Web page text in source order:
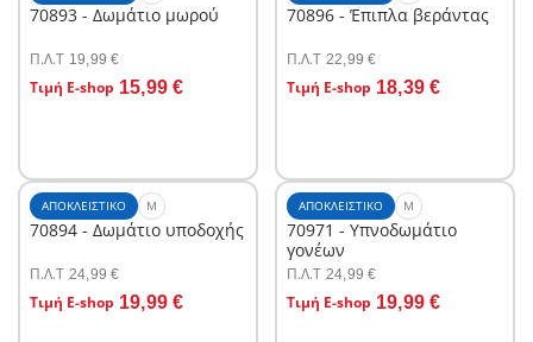
70893 - Δωμάτιο μωρού
Π.Λ.T 19,99 €
Τιμή E-shop 15,99 €
Στο καλάθι
70896 - Έπιπλα βεράντας
Π.Λ.T 22,99 €
Τιμή E-shop 18,39 €
Στο καλάθι
ΑΠΟΚΛΕΙΣΤΙΚΌ M
70894 - Δωμάτιο υποδοχής
Π.Λ.T 24,99 €
Τιμή E-shop 19,99 €
Στο καλάθι
ΑΠΟΚΛΕΙΣΤΙΚΌ M
70971 - Υπνοδωμάτιο
γονέων
Π.Λ.T 24,99 €
Τιμή E-shop 19,99 €
Στο καλάθι